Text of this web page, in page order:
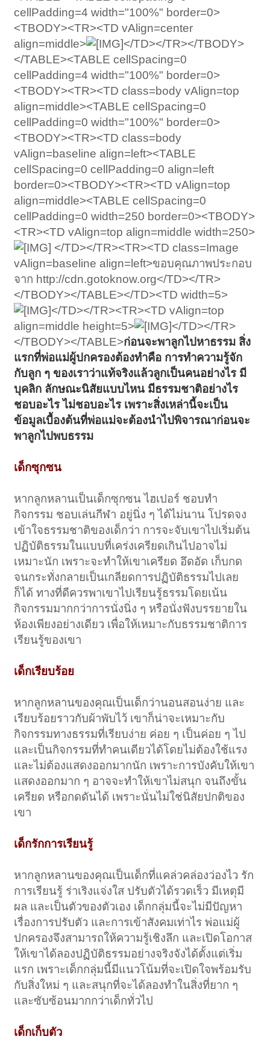
cellPadding=4 width="100%" border=0>
<TBODY><TR><TD vAlign=center
align=middle>
</TD></TR></TBODY>
</TABLE><TABLE cellSpacing=0
cellPadding=4 width="100%" border=0>
<TBODY><TR><TD class=body vAlign=top
align=middle><TABLE cellSpacing=0
cellPadding=0 width="100%" border=0>
<TBODY><TR><TD class=body
vAlign=baseline align=left><TABLE
cellSpacing=0 cellPadding=0 align=left
border=0><TBODY><TR><TD vAlign=top
align=middle><TABLE cellSpacing=0
cellPadding=0 width=250 border=0><TBODY>
<TR><TD vAlign=top align=middle width=250>
</TD></TR><TR><TD class=Image
vAlign=baseline align=left>ขอบคุณภาพประกอบ
จาก http://cdn.gotoknow.org</TD></TR>
</TBODY></TABLE></TD><TD width=5>
</TD></TR><TR><TD vAlign=top
align=middle height=5>
</TD></TR>
</TBODY></TABLE>ก่อนจะพาลูกไปหาธรรม สิ่ง
แรกที่พ่อแม่ผู้ปกครองต้องทำคือ การทำความรู้จัก
กับลูก ๆ ของเราว่าแท้จริงแล้วลูกเป็นคนอย่างไร มี
บุคลิก ลักษณะนิสัยแบบไหน มีธรรมชาติอย่างไร
ชอบอะไร ไม่ชอบอะไร เพราะสิ่งเหล่านี้จะเป็น
ข้อมูลเบื้องต้นที่พ่อแม่จะต้องนำไปพิจารณาก่อนจะ
พาลูกไปพบธรรม
เด็กซุกซน
หากลูกหลานเป็นเด็กซุกซน ไฮเปอร์ ชอบทำ
กิจกรรม ชอบเล่นกีฬา อยู่นิ่ง ๆ ได้ไม่นาน โปรดจง
เข้าใจธรรมชาติของเด็กว่า การจะจับเขาไปเริ่มต้น
ปฏิบัติธรรมในแบบที่เคร่งเครียดเกินไปอาจไม่
เหมาะนัก เพราะจะทำให้เขาเครียด อึดอัด เก็บกด
จนกระทั่งกลายเป็นเกลียดการปฏิบัติธรรมไปเลย
ก็ได้ ทางที่ดีควรพาเขาไปเรียนรู้ธรรมโดยเน้น
กิจกรรมมากกว่าการนั่งนิ่ง ๆ หรือนั่งฟังบรรยายใน
ห้องเพียงอย่างเดียว เพื่อให้เหมาะกับธรรมชาติการ
เรียนรู้ของเขา
เด็กเรียบร้อย
หากลูกหลานของคุณเป็นเด็กว่านอนสอนง่าย และ
เรียบร้อยราวกับผ้าพับไว้ เขาก็น่าจะเหมาะกับ
กิจกรรมทางธรรมที่เรียบง่าย ค่อย ๆ เป็นค่อย ๆ ไป
และเป็นกิจกรรมที่ทำคนเดียวได้โดยไม่ต้องใช้แรง
และไม่ต้องแสดงออกมากนัก เพราะการบังคับให้เขา
แสดงออกมาก ๆ อาจจะทำให้เขาไม่สนุก จนถึงขั้น
เครียด หรือกดดันได้ เพราะนั่นไม่ใช่นิสัยปกติของ
เขา
เด็กรักการเรียนรู้
หากลูกหลานของคุณเป็นเด็กที่แคล่วคล่องว่องไว รัก
การเรียนรู้ ร่าเริงแจ่งใส ปรับตัวได้รวดเร็ว มีเหตุมี
ผล และเป็นตัวของตัวเอง เด็กกลุ่มนี้จะไม่มีปัญหา
เรื่องการปรับตัว และการเข้าสังคมเท่าไร พ่อแม่ผู้
ปกครองจึงสามารถให้ความรู้เชิงลึก และเปิดโอกาส
ให้เขาได้ลองปฏิบัติธรรมอย่างจริงจังได้ตั้งแต่เริ่ม
แรก เพราะเด็กกลุ่มนี้มีแนวโน้มที่จะเปิดใจพร้อมรับ
กับสิ่งใหม่ ๆ และสนุกที่จะได้ลองทำในสิ่งที่ยาก ๆ
และซับซ้อนมากกว่าเด็กทั่วไป
เด็กเก็บตัว